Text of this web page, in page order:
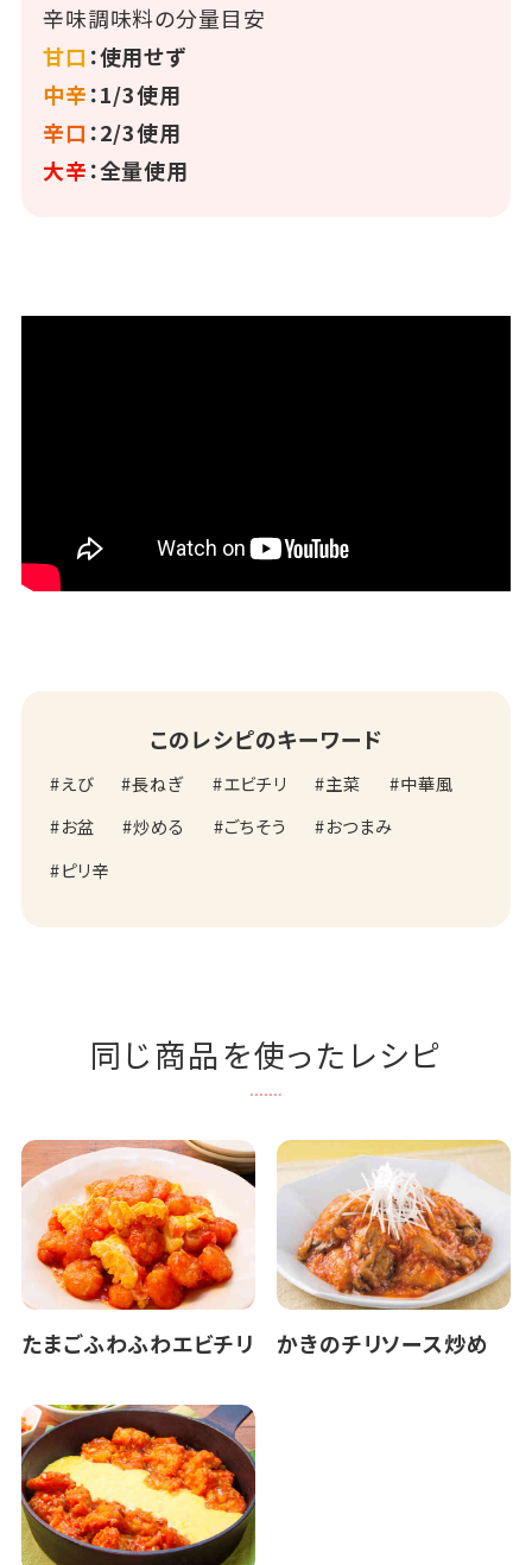
辛味調味料の分量目安
甘口 ：使用せず
中辛：1/3使用
辛口 ：2/3使用
大辛：全量使用
このレシピのキーワード
えび 長ねぎ エビチリ 主菜
中華風
お盆
炒める ごちそう
おつまみ
ピリ辛
同じ商品を使ったレシピ
たまごふわふわエビチリ かきのチリソース炒め